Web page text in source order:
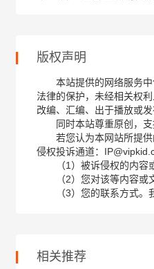
版权声明
本站提供的网络服务
法律的保护，未经相关权
改编、汇编、出于播放或
同时本站尊重原创，
若您认为本网站所提
侵权投诉通道：
（1）被诉侵权的内容
（2）您对该等内容或
（3）您的联系方式
相关推荐